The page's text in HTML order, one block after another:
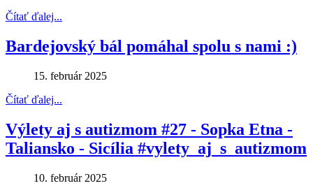
Čítať ďalej...
Bardejovský bál pomáhal spolu s nami :)
15. február 2025
Čítať ďalej...
Výlety aj s autizmom #27 - Sopka Etna -
Taliansko - Sicília #vylety_aj_s_autizmom
10. február 2025